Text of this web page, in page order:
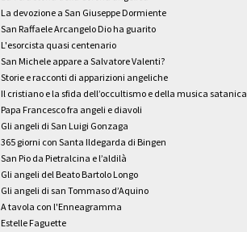
La devozione a San Giuseppe Dormiente
San Raffaele Arcangelo Dio ha guarito
L'esorcista quasi centenario
San Michele appare a Salvatore Valenti?
Storie e racconti di apparizioni angeliche
Il cristiano e la sfida dell’occultismo e della musica satanica
Papa Francesco fra angeli e diavoli
Gli angeli di San Luigi Gonzaga
365 giorni con Santa Ildegarda di Bingen
San Pio da Pietralcina e l’aldilà
Gli angeli del Beato Bartolo Longo
Gli angeli di san Tommaso d’Aquino
A tavola con l'Enneagramma
Estelle Faguette